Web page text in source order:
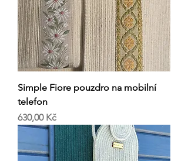
Simple Fiore pouzdro na mobilní
telefon
Cena
630,00 Kč